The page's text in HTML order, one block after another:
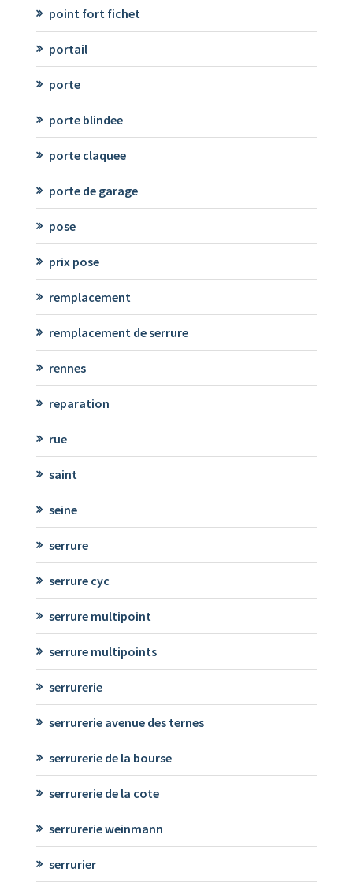
point fort fichet
portail
porte
porte blindee
porte claquee
porte de garage
pose
prix pose
remplacement
remplacement de serrure
rennes
reparation
rue
saint
seine
serrure
serrure cyc
serrure multipoint
serrure multipoints
serrurerie
serrurerie avenue des ternes
serrurerie de la bourse
serrurerie de la cote
serrurerie weinmann
serrurier